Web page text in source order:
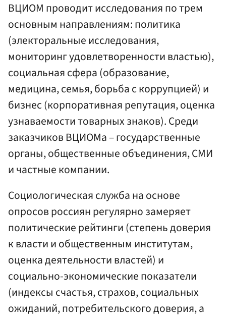
ВЦИОМ проводит исследования по трем
основным направлениям: политика
(электоральные исследования,
мониторинг удовлетворенности властью),
социальная сфера (образование,
медицина, семья, борьба с коррупцией) и
бизнес (корпоративная репутация, оценка
узнаваемости товарных знаков). Среди
заказчиков ВЦИОМа – государственные
органы, общественные объединения, СМИ
и частные компании.
Социологическая служба на основе
опросов россиян регулярно замеряет
политические рейтинги (степень доверия
к власти и общественным институтам,
оценка деятельности властей) и
социально-экономические показатели
(индексы счастья, страхов, социальных
ожиданий, потребительского доверия, а